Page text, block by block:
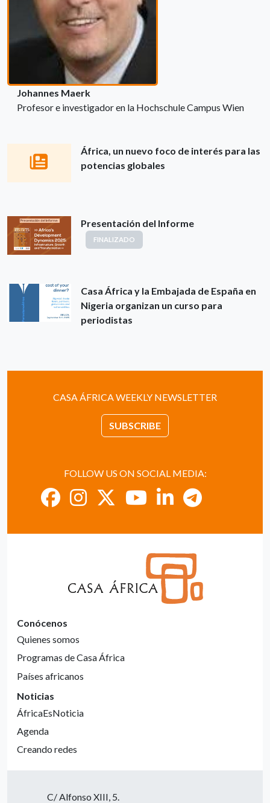
Johannes Maerk
Profesor e investigador en la Hochschule Campus Wien
África, un nuevo foco de interés para las
potencias globales
Presentación del Informe
FINALIZADO
Casa África y la Embajada de España en
Nigeria organizan un curso para
periodistas
CASA ÁFRICA WEEKLY NEWSLETTER
SUBSCRIBE
FOLLOW US ON SOCIAL MEDIA:
Conócenos
Quienes somos
Programas de Casa África
Países africanos
Noticias
ÁfricaEsNoticia
Agenda
Creando redes
C/ Alfonso XIII, 5.